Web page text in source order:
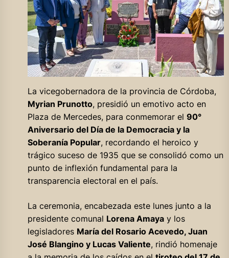
La vicegobernadora de la provincia de Córdoba,
Myrian Prunotto, presidió un emotivo acto en
Plaza de Mercedes, para conmemorar el 90°
Aniversario del Día de la Democracia y la
Soberanía Popular, recordando el heroico y
trágico suceso de 1935 que se consolidó como un
punto de inflexión fundamental para la
transparencia electoral en el país.
La ceremonia, encabezada este lunes junto a la
presidente comunal Lorena Amayay los
legisladores María del Rosario Acevedo, Juan
José Blangino y Lucas Valiente, rindió homenaje